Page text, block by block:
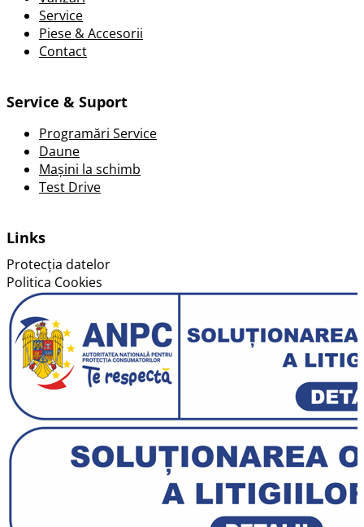
Service
Piese & Accesorii
Contact
Service & Suport
Programări Service
Daune
Mașini la schimb
Test Drive
Links
Protecția datelor
Politica Cookies